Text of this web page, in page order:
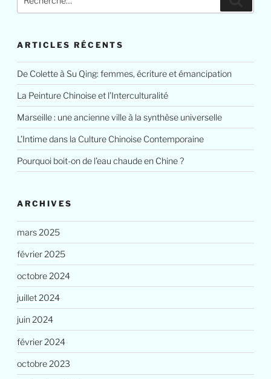
pour
ARTICLES RÉCENTS
De Colette à Su Qing: femmes, écriture et émancipation
La Peinture Chinoise et l’Interculturalité
Marseille : une ancienne ville à la synthèse universelle
L’Intime dans la Culture Chinoise Contemporaine
Pourquoi boit-on de l’eau chaude en Chine ?
ARCHIVES
mars 2025
février 2025
octobre 2024
juillet 2024
juin 2024
février 2024
octobre 2023